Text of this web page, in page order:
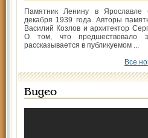
Памятник Ленину в
декабря 1939 года. Авторы
Василий Козлов и архитектор
О том, что предшествовало
рассказывается в публикуемом ...
Все
Видео